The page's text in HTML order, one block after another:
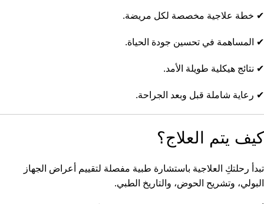
✔ خطة علاجية مخصصة لكل مريضة.
✔ المساهمة في تحسين جودة الحياة.
✔ نتائج هيكلية طويلة الأمد.
✔ رعاية شاملة قبل وبعد الجراحة.
كيف يتم العلاج؟
تبدأ رحلتكِ العلاجية باستشارة طبية مفصلة لتقييم أعراض الجهاز
البولي، وتشريح الحوض، والتاريخ الطبي.